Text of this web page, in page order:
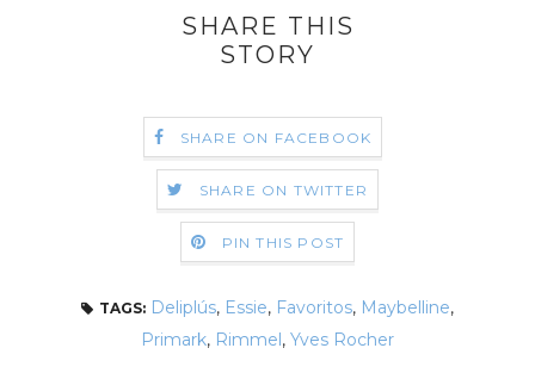
SHARE THIS
STORY
SHARE ON FACEBOOK
SHARE ON TWITTER
PIN THIS POST
TAGS: Deliplús, Essie, Favoritos, Maybelline,
Primark, Rimmel, Yves Rocher